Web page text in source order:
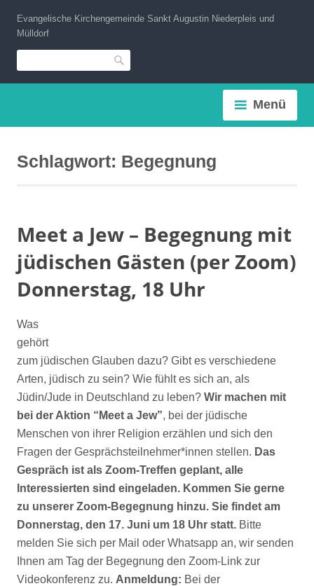
Inhalt
springen
Evangelische Kirchengemeinde Sankt Augustin Niederpleis und
Mülldorf
Suche
Menü
Schlagwort: Begegnung
Meet a Jew – Begegnung mit
jüdischen Gästen (per Zoom)
Donnerstag, 18 Uhr
Was
gehört
zum jüdischen Glauben dazu? Gibt es verschiedene
Arten, jüdisch zu sein? Wie fühlt es sich an, als
Jüdin/Jude in Deutschland zu leben? Wir machen mit
bei der Aktion “Meet a Jew”, bei der jüdische
Menschen von ihrer Religion erzählen und sich den
Fragen der Gesprächsteilnehmer*innen stellen. Das
Gespräch ist als Zoom-Treffen geplant, alle
Interessierten sind eingeladen. Kommen Sie gerne
zu unserer Zoom-Begegnung hinzu. Sie findet am
Donnerstag, den 17. Juni um 18 Uhr statt. Bitte
melden Sie sich per Mail oder Whatsapp an, wir senden
Ihnen am Tag der Begegnung den Zoom-Link zur
Videokonferenz zu. Anmeldung: Bei der